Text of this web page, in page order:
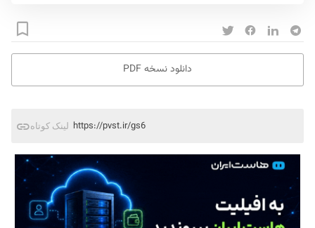
دانلود نسخه PDF
لینک کوتاه https://pvst.ir/gs6